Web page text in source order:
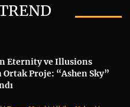
Eternity ve Illusions
Ortak Proje: “Ashen Sky”